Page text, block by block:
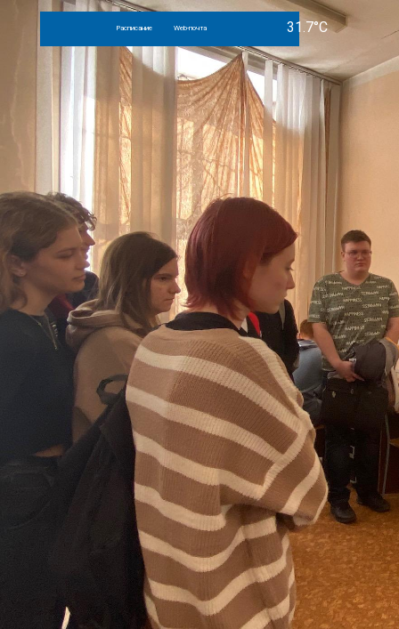
Расписание Web-почта